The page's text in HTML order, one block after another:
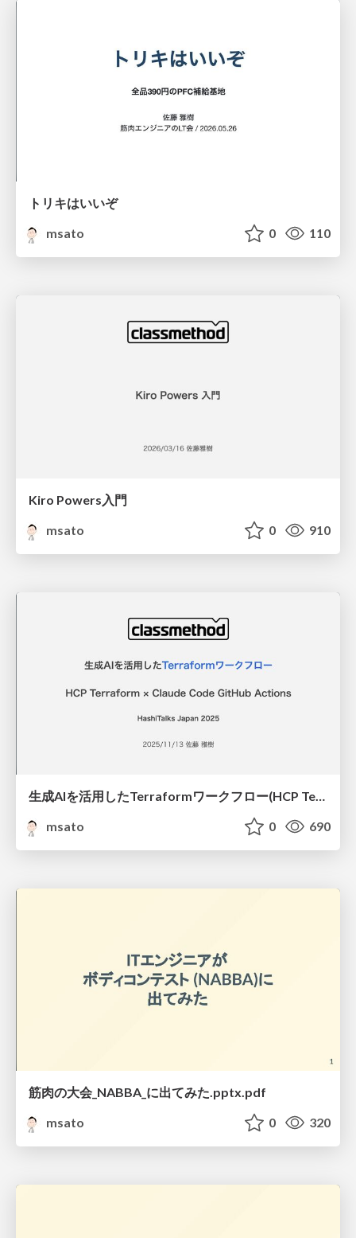
トリキはいいぞ
msato
0 110
Kiro Powers入門
msato
0 910
生成AIを活用したTerraformワークフロー(HCP Terraform × Claude Code)
msato
0 690
筋肉の大会_NABBA_に出てみた.pptx.pdf
msato
0 320